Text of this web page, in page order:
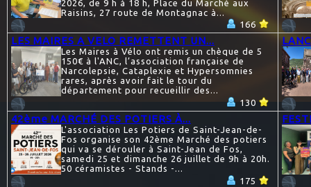
2026, de 9 h à 18 h, Place du Marché aux
Raisins, 27 route de Montagnac à...
166
LES MAIRES A VELO REMETTENT UN...
Les Maires à Vélo ont remis un chèque de 5
150€ à l'ANC, l’association française de
Narcolepsie, Cataplexie et Hypersomnies
rares, après avoir fait le tour du
département pour recueillir des...
130
42ème MARCHÉ DES POTIERS À...
L'association Les Potiers de Saint-Jean-de-
Fos organise son 42ème Marché des potiers
qui va se dérouler à Saint-Jean de Fos,
samedi 25 et dimanche 26 juillet de 9h à 20h.
50 céramistes - Stands -...
175